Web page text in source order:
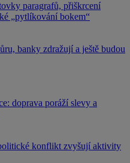
paragrafů, přiškrcení
„pytlíkování bokem“
banky zdražují a ještě budou
doprava poráží slevy a
konflikt zvyšují aktivity